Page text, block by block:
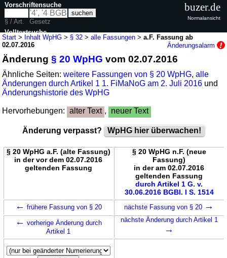
Start > Inhalt WpHG > § 32 >alle Fassungen >a.F. Fassung ab
02.07.2016
Änderungsalarm
Änderung§ 20 WpHG vom 02.07.2016
Ähnliche Seiten:weitere Fassungen von § 20 WpHG,alle
Änderungen durch Artikel 1 1. FiMaNoG am 2. Juli 2016 und
Änderungshistorie des WpHG
Hervorhebungen: alter Text , neuer Text
Änderung verpasst? WpHG hier überwachen!
§ 20 WpHG a.F. (alte Fassung)
in der vor dem 02.07.2016
geltenden Fassung
§ 20 WpHG n.F. (neue
Fassung)
in der am 02.07.2016
geltenden Fassung
durch Artikel 1 G. v.
30.06.2016 BGBl. I S. 1514
← frühere Fassung von § 20 nächste Fassung von § 20 →
← vorherige Änderung durch
Artikel 1
nächste Änderung durch Artikel 1
→
Vorschriftensuche
§ / Art.
Gesetz
Volltextsuche
buzer.de
Normalansicht